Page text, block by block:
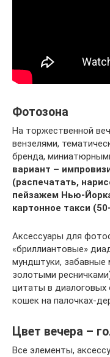
Фотозона
На торжественной
вензелями,
бренда,
вариант –
(распечатать,
пейзажем Нью-
картонное такси
Аксессуары для
«бриллиантовые»
мундштуки, забавные
золотыми
цитаты в диалоговых
кошек на палочках-
Цвет вечера –
Все элементы,